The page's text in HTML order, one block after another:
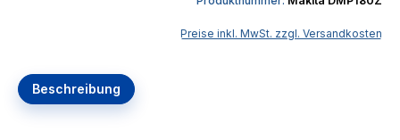
Preise inkl. MwSt. zzgl. Versandkosten
Beschreibung